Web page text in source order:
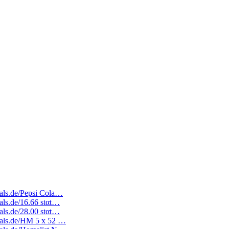
Pepsi Cola…
16.66 stαt…
28.00 stαt…
HM 5 x 52 …